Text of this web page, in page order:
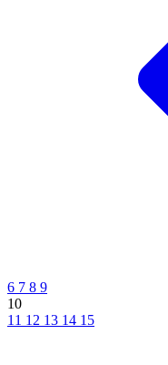
6 7 8 9
10
11 12 13 14 15